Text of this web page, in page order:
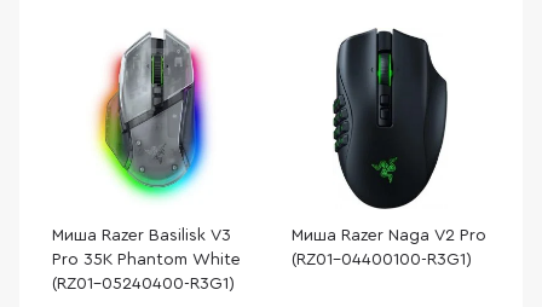
Миша Razer Basilisk V3
Pro 35K Phantom White
(RZ01-05240400-R3G1)
Миша Razer Naga V2 Pro
(RZ01-04400100-R3G1)